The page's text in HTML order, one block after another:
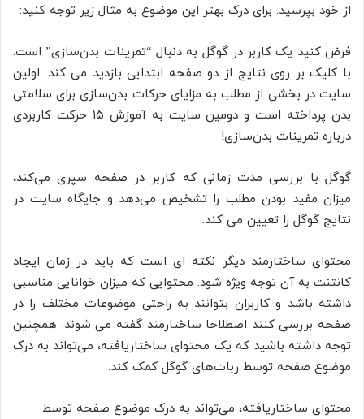
از خود بپرسید. برای درک بهتر این موضوع به مثال زیر توجه کنید:
فرض کنید یک کاربر در گوگل به دنبال “تمرینات بدن‌‌‌سازی” است.
با کلیک بر روی نتایج از دو صفحه ابتدایی بازدید می کند. اولین
سایت در بخشی از مطلب به مزایای حرکات بدن‌سازی برای سلامتی
بدن پرداخته است و دومین سایت به آموزش ۱۵ حرکت کاربردی
درباره تمرینات بدن‌‌‌سازی!
گوگل با بررسی مدت زمانی که کاربر در صفحه سپری می‌کند،
میزان مفید بودن مطلب را تشخیص می‌دهد و جایگاه سایت در
نتایج گوگل را تعیین می کند.
محتوای ساختارمند دیگر نکته ای است که باید در زمان ایجاد
کانتنت به آن توجه ویژه شود. محتوایی که میزان خوانایی مناسبی
داشته باشد و کاربران بتوانند به راحتی موضوعات مختلف را در
صفحه بررسی کنند اصطلاحا ساختارمند گفته می شوند. همچنین
توجه داشته باشید که یک محتوای ساختاریافته، می‌‌تواند به درک
موضوع صفحه توسط ربات‌های گوگل کمک کند.
محتوای ساختاریافته، می‌‌تواند به درک موضوع صفحه توسط